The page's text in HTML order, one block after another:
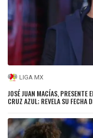
LIGA MX
JOSÉ JUAN MACÍAS, PRESENTE
CRUZ AZUL; REVELA SU FECHA